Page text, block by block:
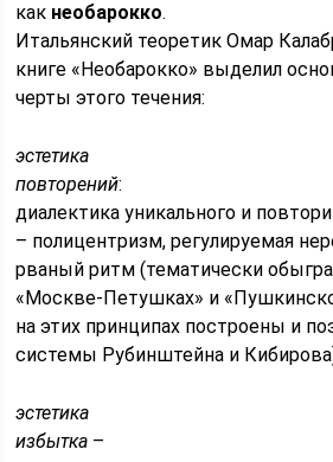
как необарокко.
Итальянский теоретик Омар
книге «Необарокко» выделил
черты этого течения:
эстетика
повторений:
диалектика уникального и
– полицентризм, регулируемая
рваный ритм (тематически
«Москве-Петушках» и
на этих принципах построены и
системы Рубинштейна и
эстетика
избытка –